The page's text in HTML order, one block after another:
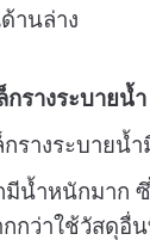
านล่าง
กรางระบายน้ำ
รางระบายน้
มีน้ำหนักมาก
กว่าใช้วัสดุอื่น